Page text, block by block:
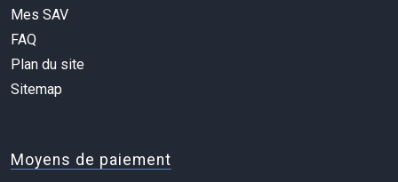
Mes SAV
FAQ
Plan du site
Sitemap
Moyens de paiement